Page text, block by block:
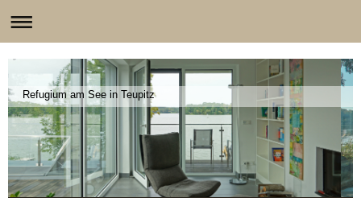
Refugium am See in Teupitz